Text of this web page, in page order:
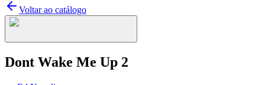
Voltar ao catálogo
Dont Wake Me Up 2